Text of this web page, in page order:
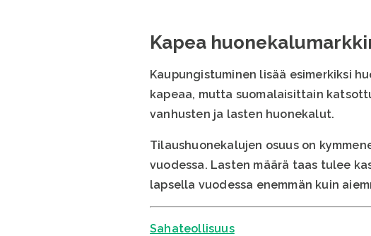
Kapea
Kaupungistuminen lisää esimerkiksi
kapeaa, mutta suomalaisittain
vanhusten ja lasten huonekalut.
Tilaushuonekalujen osuus on
vuodessa. Lasten määrä taas tulee
lapsella vuodessa enemmän kuin
Sahateollisuus